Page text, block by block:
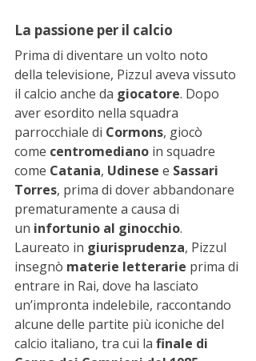
La passione per il calcio
Prima di diventare un volto noto
della televisione, Pizzul aveva vissuto
il calcio anche da giocatore. Dopo
aver esordito nella squadra
parrocchiale di Cormons, giocò
come centromediano in squadre
come Catania, Udinese e Sassari
Torres, prima di dover abbandonare
prematuramente a causa di
un infortunio al ginocchio.
Laureato in giurisprudenza, Pizzul
insegnò materie letterarie prima di
entrare in Rai, dove ha lasciato
un’impronta indelebile, raccontando
alcune delle partite più iconiche del
calcio italiano, tra cui la finale di